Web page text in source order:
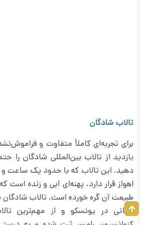
تالاب شادگان
برای تجربه‌ای کاملاً متفاوت و
بازدید از تالاب بین‌المللی شادگان را
دهید. این تالاب که با حدود یک ساعت و
اهواز قرار دارد، پهنه‌ای آبی و زنده است
طبیعت آن گره خورده است. تالاب شادگان
جهانی در یونسکو و از مهم‌ترین